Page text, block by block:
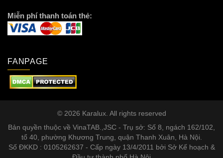
Miễn phí thanh toán thẻ:
FANPAGE
© 2026 Karalux. All rights reserved
Bản quyền thuộc về VinaTAB.,JSC - Trụ sở: Số 8, ngách 162/102,
tổ 40, phường Khương Trung, quận Thanh Xuân, Hà Nội.
Số ĐKKD : 0105262637 - Cấp ngày 13/4/2011 bởi Sở Kế hoạch &